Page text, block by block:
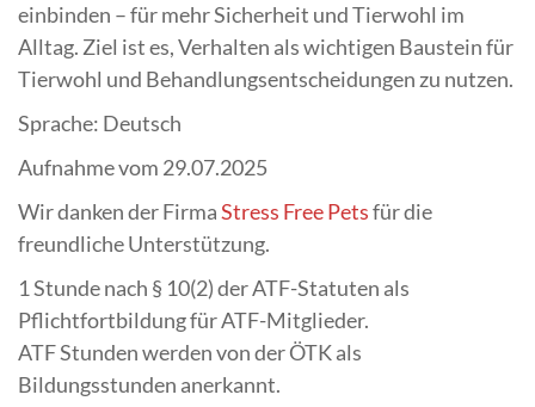
einbinden – für mehr Sicherheit und Tierwohl im
Alltag. Ziel ist es, Verhalten als wichtigen Baustein für
Tierwohl und Behandlungsentscheidungen zu nutzen.
Sprache: Deutsch
Aufnahme vom 29.07.2025
Wir danken der FirmaStress Free Petsfür die
freundliche Unterstützung.
1 Stunde nach § 10(2) der ATF-Statuten als
Pflichtfortbildung für ATF-Mitglieder.
ATF Stunden werden von der ÖTK als
Bildungsstunden anerkannt.